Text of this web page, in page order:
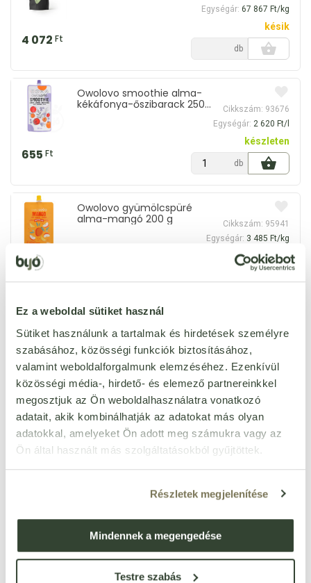
Ez a weboldal sütiket használ
Sütiket használunk a tartalmak és hirdetések személyre
szabásához, közösségi funkciók biztosításához,
valamint weboldalforgalmunk elemzéséhez. Ezenkívül
közösségi média-, hirdető- és elemező partnereinkkel
megosztjuk az Ön weboldalhasználatra vonatkozó
adatait, akik kombinálhatják az adatokat más olyan
adatokkal, amelyeket Ön adott meg számukra vagy az
Ön által használt más szolgáltatásokból gyűjtöttek.
Részletek megjelenítése
Mindennek a megengedése
Testre szabás
Egységár: 67 867 Ft/kg
4 072 Ft
késik
db
Owolovo smoothie alma-
kékáfonya-őszibarack 250
Cikkszám: 93676
Egységár: 2 620 Ft/l
655 Ft
készleten
db
Owolovo gyümölcspüré
alma-mangó 200 g
Cikkszám: 95941
Egységár: 3 485 Ft/kg
697
készleten
alma-kék áfonya 200 g
Cikkszám: 95934
Egységár:3 275 Ft/kg
655 Ft
készleten
Owolovo smoothie alma-
kékáfonya-cékla 250 ml
Cikkszám: 93675
Egységár:2 620 Ft/l
Nutriqa organic matcha
tea por 60 g